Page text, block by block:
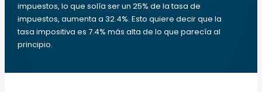
impuestos, lo que solía ser un 25% de la tasa de
impuestos, aumenta a 32.4%. Esto quiere decir que la
tasa impositiva es 7.4% más alta de lo que parecía al
principio.